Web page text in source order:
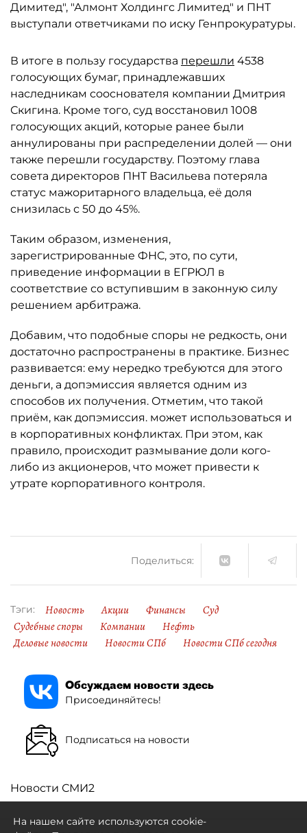
Димитед", "Алмонт Холдингс Лимитед" и ПНТ
выступали ответчиками по иску Генпрокуратуры.
В итоге в пользу государства перешли 4538
голосующих бумаг, принадлежавших
наследникам сооснователя компании Дмитрия
Скигина. Кроме того, суд восстановил 1008
голосующих акций, которые ранее были
аннулированы при распределении долей — они
также перешли государству. Поэтому глава
совета директоров ПНТ Васильева потеряла
статус мажоритарного владельца, её доля
снизилась с 50 до 45%.
Таким образом, изменения,
зарегистрированные ФНС, это, по сути,
приведение информации в ЕГРЮЛ в
соответствие со вступившим в законную силу
решением арбитража.
Добавим, что подобные споры не редкость, они
достаточно распространены в практике. Бизнес
развивается: ему нередко требуются для этого
деньги, а допэмиссия является одним из
способов их получения. Отметим, что такой
приём, как допэмиссия. может использоваться и
в корпоративных конфликтах. При этом, как
правило, происходит размывание доли кого-
либо из акционеров, что может привести к
утрате корпоративного контроля.
Поделиться:
Тэги: Новость Акции Финансы
Суд
Судебные споры
Компании
Нефть
Деловые новости
Новости СПб Новости СПб сегодня
Обсуждаем новости здесь
Присоединяйтесь!
Подписаться на новости
Новости СМИ2
На нашем сайте используются cookie-